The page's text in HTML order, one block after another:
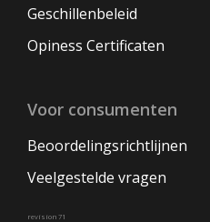
Geschillenbeleid
Opiness Certificaten
Voor consumenten
Beoordelingsrichtlijnen
Veelgestelde vragen
revision 71